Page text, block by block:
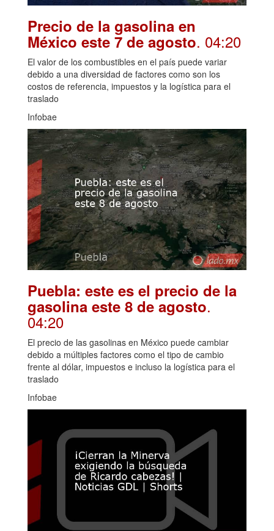
Precio de la gasolina en
México este 7 de agosto. 04:20
El valor de los combustibles en el país puede variar
debido a una diversidad de factores como son los
costos de referencia, impuestos y la logística para el
traslado
Infobae
Puebla: este es el precio de la
gasolina este 8 de agosto.
04:20
El precio de las gasolinas en México puede cambiar
debido a múltiples factores como el tipo de cambio
frente al dólar, impuestos e incluso la logística para el
traslado
Infobae